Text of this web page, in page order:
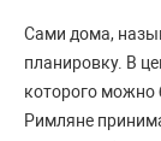
Сами дома,
планировку. В
которого можно
Римляне